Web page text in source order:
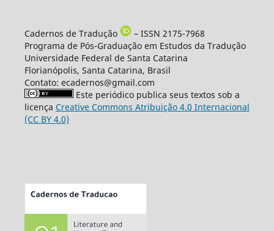
Cadernos de Tradução
– ISSN 2175-7968
Programa de Pós-Graduação em Estudos da Tradução
Universidade Federal de Santa Catarina
Florianópolis, Santa Catarina, Brasil
Contato: ecadernos@gmail.com
Este periódico publica seus textos sob a
licença Creative Commons Atribuição 4.0 Internacional
(CC BY 4.0)